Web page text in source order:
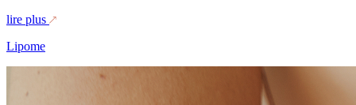
lire plus
Lipome